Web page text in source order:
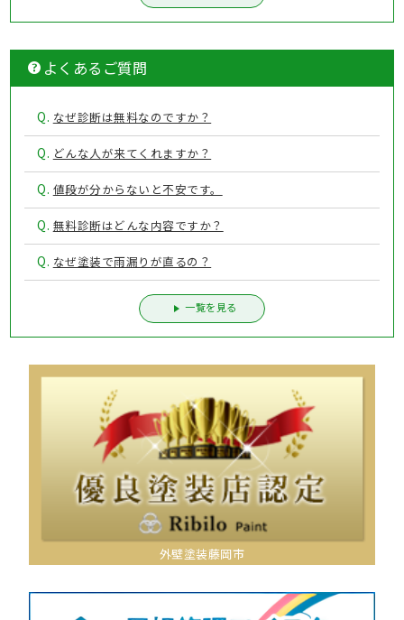
よくあるご質問
Q. なぜ診断は無料なのですか？
Q. どんな人が来てくれますか？
Q. 値段が分からないと不安です。
Q. 無料診断はどんな内容ですか？
Q. なぜ塗装で雨漏りが直るの？
一覧を見る
外壁塗装藤岡市